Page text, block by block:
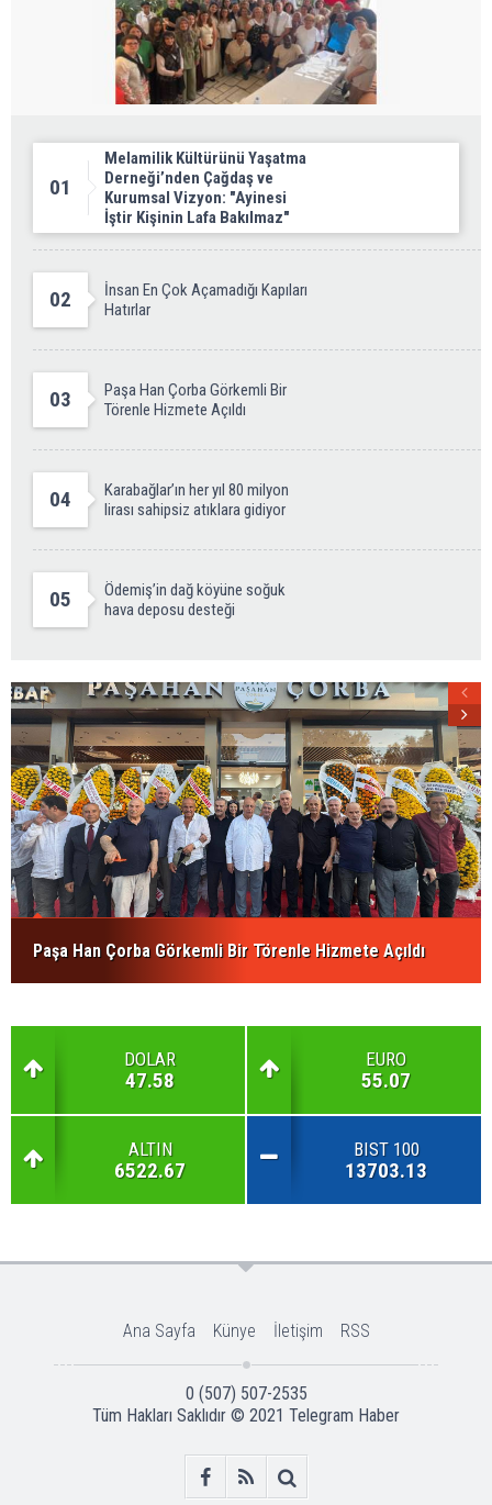
01
Melamilik Kültürünü Yaşatma
Derneği’nden Çağdaş ve
Kurumsal Vizyon: "Ayinesi
İştir Kişinin Lafa Bakılmaz"
02
İnsan En Çok Açamadığı Kapıları
Hatırlar
03
Paşa Han Çorba Görkemli Bir
Törenle Hizmete Açıldı
04
Karabağlar’ın her yıl 80 milyon
lirası sahipsiz atıklara gidiyor
05
Ödemiş’in dağ köyüne soğuk
hava deposu desteği
Paşa Han Çorba Görkemli Bir Törenle Hizmete Açıldı
DOLAR
47.58
EURO
55.07
ALTIN
6522.67
BIST 100
13703.13
Ana Sayfa Künye İletişim RSS
0 (507) 507-2535
Tüm Hakları Saklıdır © 2021 Telegram Haber